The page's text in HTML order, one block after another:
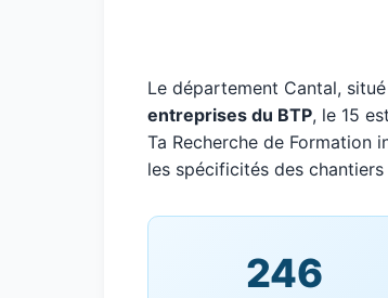
Le département Cantal,
entreprises du BTP, le 15
Ta Recherche de Formation
les spécificités des
246